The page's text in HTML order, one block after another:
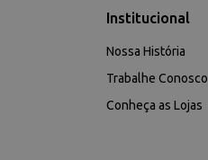
Institucional
Nossa História
Trabalhe Conosco
Conheça as Lojas